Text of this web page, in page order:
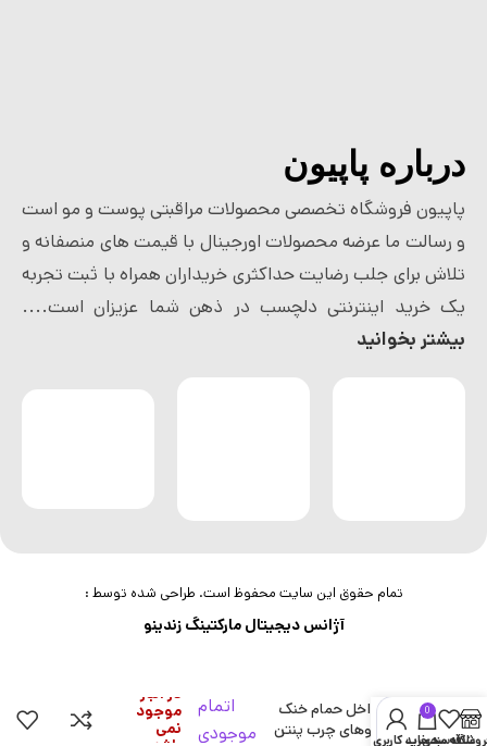
درباره پاپیون
پاپیون فروشگاه تخصصی محصولات مراقبتی پوست و مو است
و رسالت ما عرضه محصولات اورجینال با قیمت های منصفانه و
تلاش برای جلب رضایت حداکثری خریداران همراه با ثبت تجربه
یک خرید اینترنتی دلچسب در ذهن شما عزیزان است....
بیشتر بخوانید
تمام حقوق این سایت محفوظ است. طراحی شده توسط :
آژانس دیجیتال مارکتینگ زندینو
موس داخل حمام خنک
کننده موهای چرب پنتن
اتمام
موجودی
در انبار
موجود
نمی
علاقه مندی
0
سبد خرید
حساب کاربری من